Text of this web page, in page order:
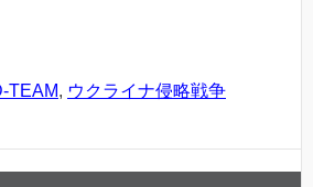
TEAM, ウクライナ侵略戦争